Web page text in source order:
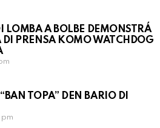
LOMBA A BOLBE DEMONSTRÁ
DI PRENSA KOMO WATCHDOG
TOPA” DEN BARIO DI